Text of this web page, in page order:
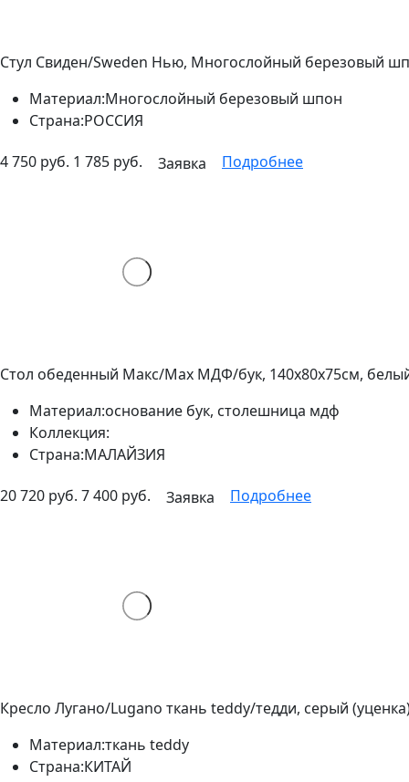
Стул Свиден/Sweden Нью, Многослойный березовый
Материал:Многослойный березовый шпон
Страна:РОССИЯ
4 750 руб. 1 785 руб. Заявка Подробнее
Стол обеденный Макс/Max МДФ/бук, 140х80х75см,
Материал:основание бук, столешница мдф
Коллекция:
Страна:МАЛАЙЗИЯ
20 720 руб. 7 400 руб. Заявка Подробнее
Кресло Лугано/Lugano ткань teddy/тедди, серый
Материал:ткань teddy
Страна:КИТАЙ